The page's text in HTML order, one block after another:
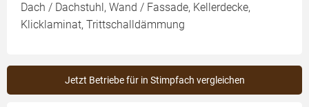
Dach / Dachstuhl, Wand / Fassade, Kellerdecke,
Klicklaminat, Trittschalldämmung
Jetzt Betriebe für in Stimpfach vergleichen